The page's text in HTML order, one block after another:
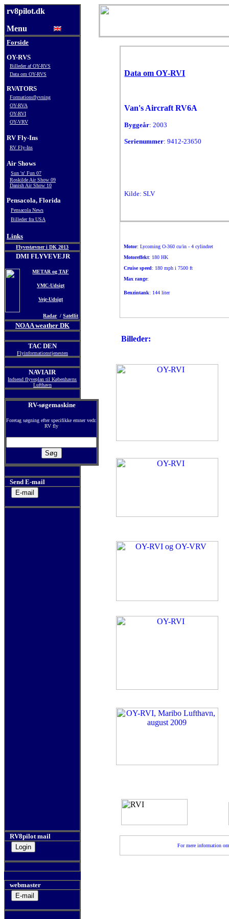
rv8pilot.dk
Menu
Forside
OY-RVS
Billeder af OY-RVS
Data om OY-RVS
RVATORS
Formationsflyvning
OY-RVA
OY-RVI
OY-VRV
RV Fly-Ins
RV Fly-Ins
Air Shows
Sun 'n' Fun 07
Roskilde Air Show 09
Danish Air Show 10
Pensacola, Florida
Pensacola News
Billeder fra USA
Links
Flyvestævner i DK 2013
DMI FLYVEVEJR
METAR og TAF
VMC-Udsigt
Vejr-Udsigt
Radar / Satellit
NOAA weather DK
TAC DEN
Flyinformationstjenesten
NAVIAIR
Indsend flyveplan til Københavns
Lufthavn
RV-søgemaskine
Foretag søgning efter specifikke emner vedr.
RV fly
Send E-mail
RV8pilot mail
webmaster
Data om OY-RVI
Van's Aircraft RV6A
Byggeår: 2003
Serienummer: 9412-23650
Kilde: SLV
Motor: Lycoming O-360 cu/in - 4 cylindret
Motoreffekt: 180 HK
Cruise speed: 180 mph i 7500 ft
Max range:
Benzintank: 144 liter
Billeder:
For mere information